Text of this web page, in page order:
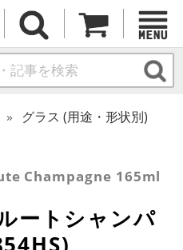
グラス (用途・形状別)
Champagne 165ml
ートシャンパ